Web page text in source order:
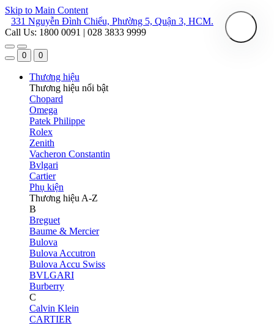
Skip to Main Content
331 Nguyễn Đình Chiểu, Phường 5, Quận 3, HCM.
Call Us: 1800 0091 | 028 3833 9999
0 0
Thương hiệu
Thương hiệu nổi bật
Chopard
Omega
Patek Philippe
Rolex
Zenith
Vacheron Constantin
Bvlgari
Cartier
Phụ kiện
Thương hiệu A-Z
B
Breguet
Baume & Mercier
Bulova
Bulova Accutron
Bulova Accu Swiss
BVLGARI
Burberry
C
Calvin Klein
CARTIER